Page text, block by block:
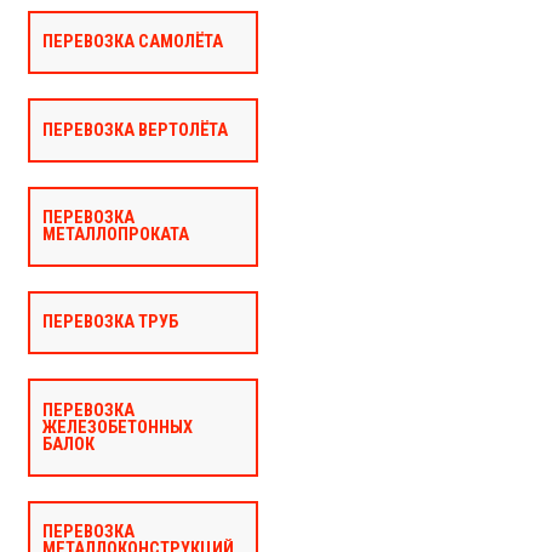
ПЕРЕВОЗКА САМОЛЁТА
ПЕРЕВОЗКА ВЕРТОЛЁТА
ПЕРЕВОЗКА
МЕТАЛЛОПРОКАТА
ПЕРЕВОЗКА ТРУБ
ПЕРЕВОЗКА
ЖЕЛЕЗОБЕТОННЫХ
БАЛОК
ПЕРЕВОЗКА